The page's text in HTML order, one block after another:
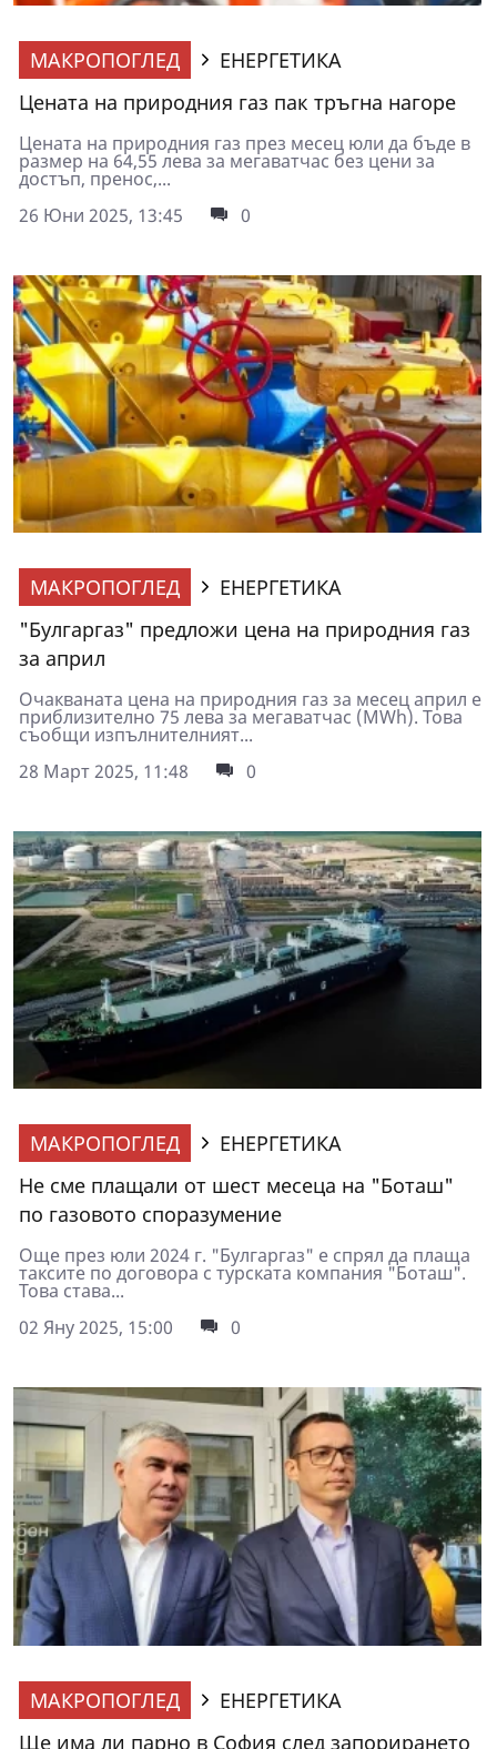
МАКРОПОГЛЕД
ЕНЕРГЕТИКА
Цената на природния газ пак тръгна нагоре
Цената на природния газ през месец юли да бъде в
размер на 64,55 лева за мегаватчас без цени за
достъп, пренос,...
26 Юни 2025, 13:45
0
МАКРОПОГЛЕД
ЕНЕРГЕТИКА
"Булгаргаз" предложи цена на природния газ
за април
Очакваната цена на природния газ за месец април е
приблизително 75 лева за мегаватчас (MWh). Това
съобщи изпълнителният...
28 Март 2025, 11:48
0
МАКРОПОГЛЕД
ЕНЕРГЕТИКА
Не сме плащали от шест месеца на "Боташ"
по газовото споразумение
Още през юли 2024 г. "Булгаргаз" е спрял да плаща
таксите по договора с турската компания "Боташ".
Това става...
02 Яну 2025, 15:00
0
МАКРОПОГЛЕД
ЕНЕРГЕТИКА
Ще има ли парно в София след запорирането